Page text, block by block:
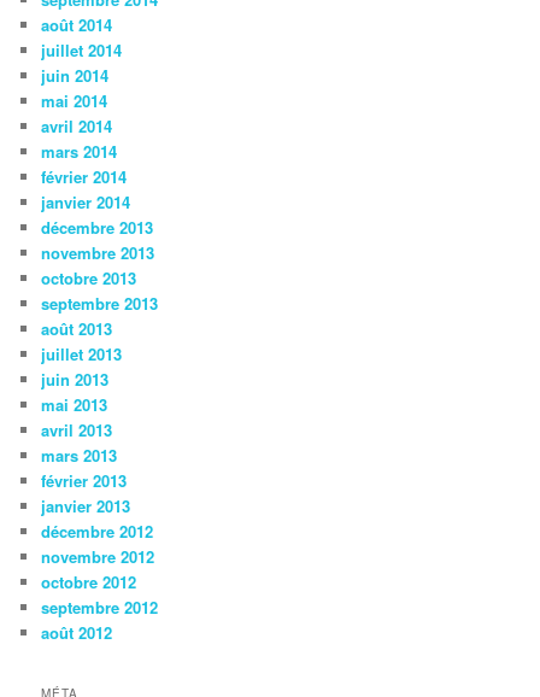
août 2014
juillet 2014
juin 2014
mai 2014
avril 2014
mars 2014
février 2014
janvier 2014
décembre 2013
novembre 2013
octobre 2013
septembre 2013
août 2013
juillet 2013
juin 2013
mai 2013
avril 2013
mars 2013
février 2013
janvier 2013
décembre 2012
novembre 2012
octobre 2012
septembre 2012
août 2012
MÉTA